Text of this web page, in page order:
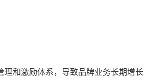
和激励体系，导致品牌业务长期增长